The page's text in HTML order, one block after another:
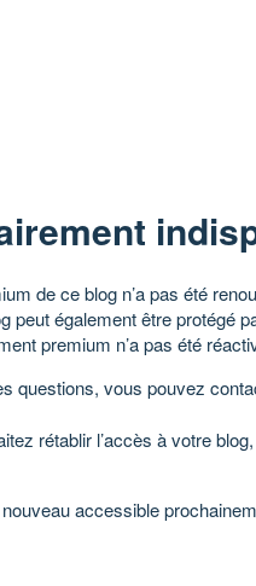
de ce blog n’a pas été
peut également être protégé
premium n’a pas été
questions, vous pouvez
rétablir l’accès à votre
accessible